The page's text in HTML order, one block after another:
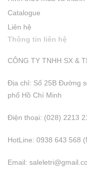
Catalogue
Liên hệ
Thông tin liên hệ
CÔNG TY TNHH SX &
Địa chỉ: Số 25B Đường
phố Hồ Chí Minh
Điện thoại: (028) 2213
HotLine: 0938 643 568
Email: